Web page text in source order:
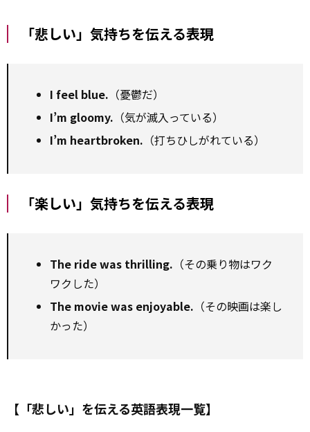
「悲しい」気持ちを伝える表現
I feel blue. （憂鬱だ）
I’m gloomy. （気が滅入っている）
I’m heartbroken. （打ちひしがれている）
「楽しい」気持ちを伝える表現
The ride was thrilling. （その乗り物はワク
ワクした）
The movie was enjoyable. （その映画は楽し
かった）
【「悲しい」を伝える英語表現一覧】